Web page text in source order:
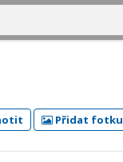
Přidat fotku